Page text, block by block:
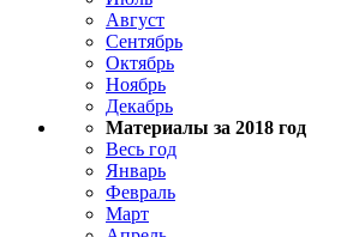
Август
Сентябрь
Октябрь
Ноябрь
Декабрь
Материалы за 2018 год
Весь год
Январь
Февраль
Март